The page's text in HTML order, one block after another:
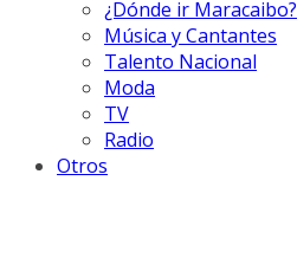
¿Dónde ir Maracaibo?
Música y Cantantes
Talento Nacional
Moda
TV
Radio
Otros